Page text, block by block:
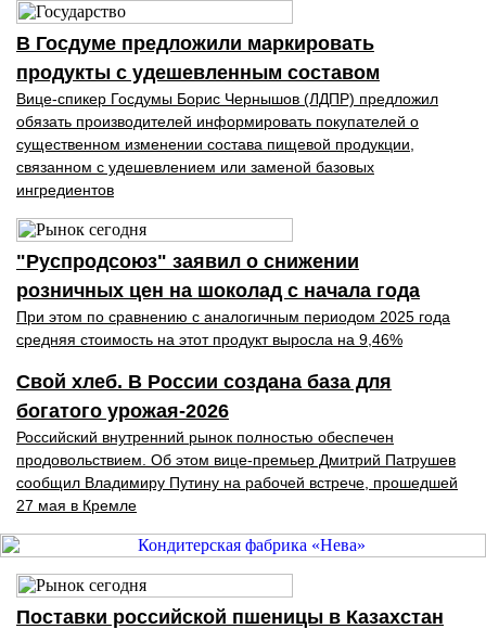
В Госдуме предложили маркировать
продукты с удешевленным составом
Вице-спикер Госдумы Борис Чернышов (ЛДПР) предложил
обязать производителей информировать покупателей о
существенном изменении состава пищевой продукции,
связанном с удешевлением или заменой базовых
ингредиентов
"Руспродсоюз" заявил о снижении
розничных цен на шоколад с начала года
При этом по сравнению с аналогичным периодом 2025 года
средняя стоимость на этот продукт выросла на 9,46%
Свой хлеб. В России создана база для
богатого урожая-2026
Российский внутренний рынок полностью обеспечен
продовольствием. Об этом вице-премьер Дмитрий Патрушев
сообщил Владимиру Путину на рабочей встрече, прошедшей
27 мая в Кремле
Поставки российской пшеницы в Казахстан